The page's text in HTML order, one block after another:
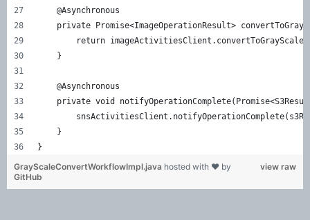
    @Asynchronous
private Promise<ImageOperationResult>
return
    }
    @Asynchronous
private void
    }
}
view raw
GrayScaleConvertWorkflowImpl.java hosted with ❤ by
GitHub